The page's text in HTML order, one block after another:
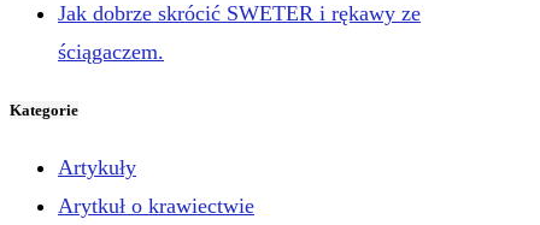
Jak dobrze skrócić SWETER i rękawy ze
ściągaczem.
Kategorie
Artykuły
Arytkuł o krawiectwie